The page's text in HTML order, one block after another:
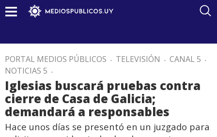
PORTAL MEDIOS PÚBLICOS . TELEVISIÓN . CANAL 5 .
NOTICIAS 5 .
Iglesias buscará pruebas contra
cierre de Casa de Galicia;
demandará a responsables
Hace unos días se presentó en un juzgado para